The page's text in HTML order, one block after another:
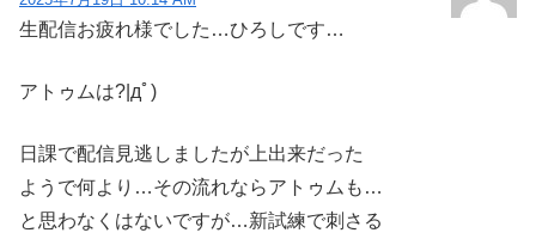
生配信お疲れ様でした…ひろしです…
アトゥムは?|дﾟ)
日課で配信見逃しましたが上出来だった
ようで何より…その流れならアトゥムも…
と思わなくはないですが…新試練で刺さる